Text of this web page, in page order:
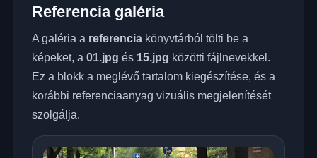
Referencia galéria
A galéria a referenciakönyvtárból tölti be a
képeket, a 01.jpg és 15.jpg közötti fájlnevekkel.
Ez a blokk a meglévő tartalom kiegészítése, és a
korábbi referenciaanyag vizuális megjelenítését
szolgálja.